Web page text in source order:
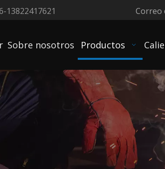
13822417621 Correo
Sobre nosotros Productos